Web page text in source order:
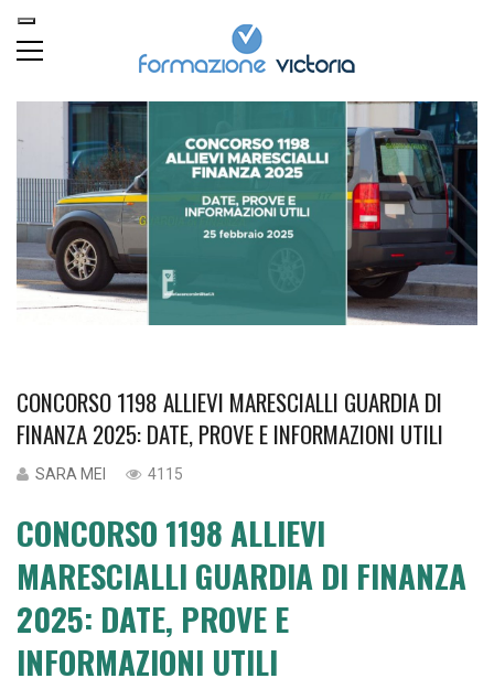
CONCORSO 1198 ALLIEVI MARESCIALLI GUARDIA DI
FINANZA 2025: DATE, PROVE E INFORMAZIONI UTILI
SARA MEI 4115
CONCORSO 1198 ALLIEVI
MARESCIALLI GUARDIA DI FINANZA
2025: DATE, PROVE E
INFORMAZIONI UTILI